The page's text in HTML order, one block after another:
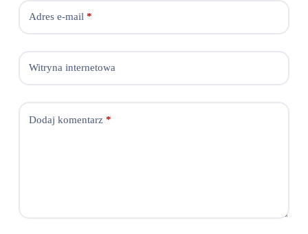
Adres e-mail*
Witryna internetowa
Dodaj komentarz*